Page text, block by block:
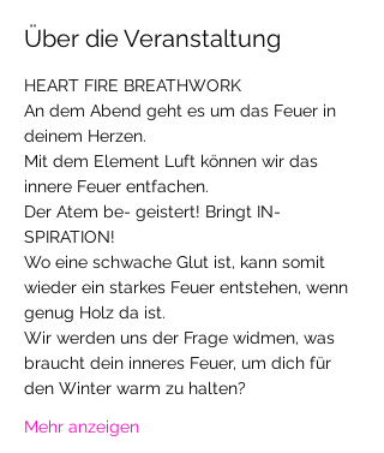
Über die Veranstaltung
HEART FIRE BREATHWORK
An dem Abend geht es um das Feuer in
deinem Herzen.
Mit dem Element Luft können wir das
innere Feuer entfachen.
Der Atem be- geistert! Bringt IN-
SPIRATION!
Wo eine schwache Glut ist, kann somit
wieder ein starkes Feuer entstehen, wenn
genug Holz da ist.
Wir werden uns der Frage widmen, was
braucht dein inneres Feuer, um dich für
den Winter warm zu halten?
Mehr anzeigen